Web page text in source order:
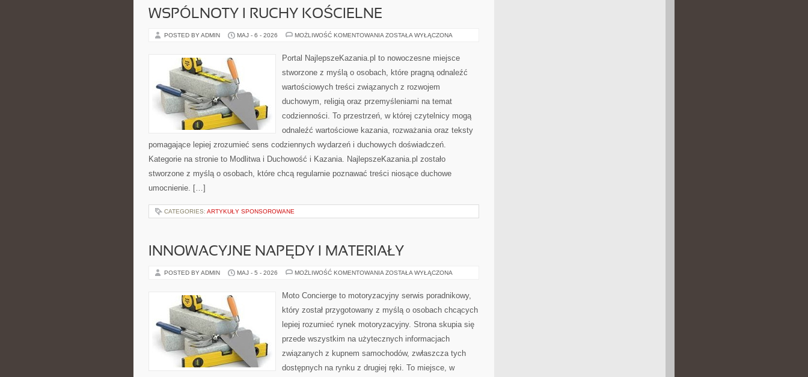
WSPÓLNOTY I RUCHY KOŚCIELNE
POSTED BY ADMIN MAJ - 6 - 2026 MOŻLIWOŚĆ KOMENTOWANIA WSPÓLNOTY
ZOSTAŁA WYŁĄCZONA
Portal NajlepszeKazania.pl to nowoczesne miejsce
stworzone z myślą o osobach, które pragną odnaleźć
wartościowych treści związanych z rozwojem
duchowym, religią oraz przemyśleniami na temat
codzienności. To przestrzeń, w której czytelnicy mogą
odnaleźć wartościowe kazania, rozważania oraz teksty
pomagające lepiej zrozumieć sens codziennych wydarzeń i duchowych doświadczeń.
Kategorie na stronie to Modlitwa i Duchowość i Kazania. NajlepszeKazania.pl zostało
stworzone z myślą o osobach, które chcą regularnie poznawać treści niosące duchowe
umocnienie. […]
CATEGORIES: ARTYKUŁY SPONSOROWANE
INNOWACYJNE NAPĘDY I MATERIAŁY
POSTED BY ADMIN MAJ - 5 - 2026 MOŻLIWOŚĆ KOMENTOWANIA INNOWACYJNE
MATERIAŁY
ZOSTAŁA WYŁĄCZONA
Moto Concierge to motoryzacyjny serwis poradnikowy,
który został przygotowany z myślą o osobach chcących
lepiej rozumieć rynek motoryzacyjny. Strona skupia się
przede wszystkim na użytecznych informacjach
związanych z kupnem samochodów, zwłaszcza tych
dostępnych na rynku z drugiej ręki. To miejsce, w